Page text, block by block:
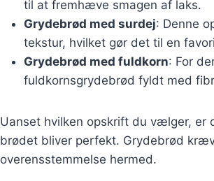
til at fremhæve smagen af laks.
Grydebrød med surdej: Denne
tekstur, hvilket gør det til en
Grydebrød med fuldkorn: For
fuldkornsgrydebrød fyldt med
Uanset hvilken opskrift du vælger, er
brødet bliver perfekt. Grydebrød
overensstemmelse hermed.